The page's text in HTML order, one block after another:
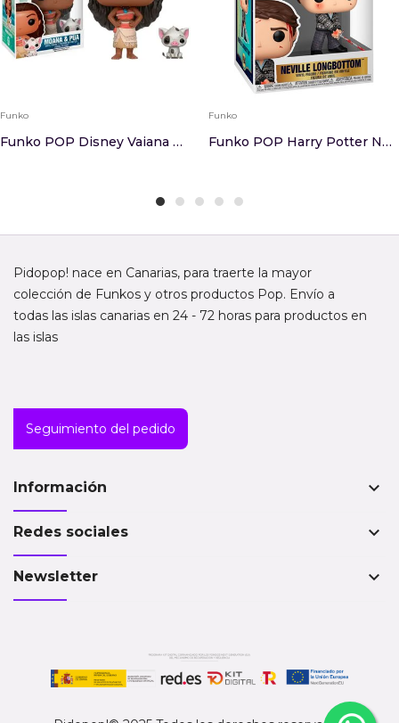
Funko
Funko POP Disney Vaiana Moana Pua
Funko
Funko POP Harry Potter Neville Longbottom
Pidopop! nace en Canarias, para traerte la mayor
colección de Funkos y otros productos Pop. Envío a
todas las islas canarias en 24 - 72 horas para productos en
las islas
Seguimiento del pedido
Información keyboard_arrow_down
Redes sociales keyboard_arrow_down
Newsletter keyboard_arrow_down